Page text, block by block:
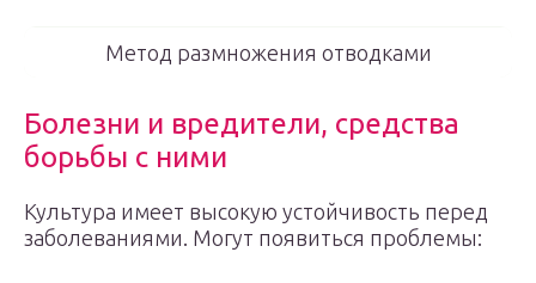
Метод размножения отводками
Болезни и вредители, средства
борьбы с ними
Культура имеет высокую устойчивость перед
заболеваниями. Могут появиться проблемы: